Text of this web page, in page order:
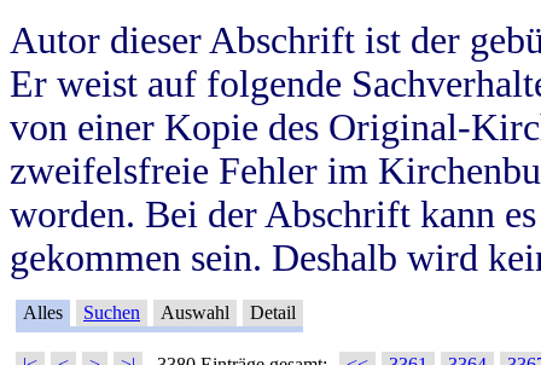
Autor dieser Abschrift ist der
Er weist auf folgende
von einer Kopie des Original-
zweifelsfreie Fehler im
worden. Bei der Abschrift kann
gekommen sein. Deshalb wird
Alles Suchen Auswahl Detail